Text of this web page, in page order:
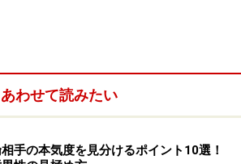
あわせて読みたい
手の本気度を見分けるポイント10選！